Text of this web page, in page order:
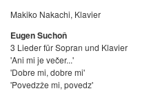
Makiko Nakachi, Klavier
Eugen Suchoň
3 Lieder für Sopran und Klavier
'Ani mi je večer...'
'Dobre mi, dobre mi'
'Povedzže mi, povedz'